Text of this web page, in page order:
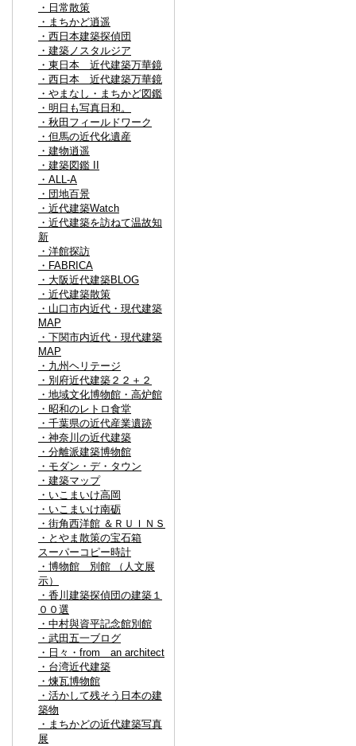
・日常散策
・まちかど逍遥
・西日本建築探偵団
・建築ノスタルジア
・東日本 近代建築万華鏡
・西日本 近代建築万華鏡
・やまなし・まちかど図鑑
・明日も写真日和。
・秋田フィールドワーク
・但馬の近代化遺産
・建物逍遥
・建築図鑑 II
・ALL-A
・団地百景
・近代建築Watch
・近代建築を訪ねて温故知
新
・洋館探訪
・FABRICA
・大阪近代建築BLOG
・近代建築散策
・山口市内近代・現代建築
MAP
・下関市内近代・現代建築
MAP
・九州ヘリテージ
・別府近代建築２２＋２
・地域文化博物館・高炉館
・昭和のレトロ食堂
・千葉県の近代産業遺跡
・神奈川の近代建築
・分離派建築博物館
・モダン・デ・タウン
・建築マップ
・いこまいけ高岡
・いこまいけ南砺
・街角西洋館 ＆ＲＵＩＮＳ
・とやま散策の宝石箱
スーパーコピー時計
・博物館 別館 （人文展
示）
・香川建築探偵団の建築１
００選
・中村與資平記念館別館
・武田五一ブログ
・日々・from an architect
・台湾近代建築
・煉瓦博物館
・活かして残そう日本の建
築物
・まちかどの近代建築写真
展